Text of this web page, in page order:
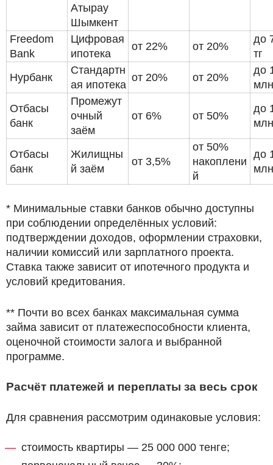
Атырау
Шымкент
Freedom
Bank
Цифровая
ипотека
от 22% от 20%
до
тг
Нурбанк
Стандартн
ая ипотека
от 20% от 20%
до
Отбасы
банк
Промежут
очный
заём
от 6% от 50%
до
Отбасы
банк
Жилищны
й заём
от 3,5%
от 50%
накоплени
й
до
* Минимальные ставки банков обычно доступны
при соблюдении определённых условий:
подтверждении доходов, оформлении страховки,
наличии комиссий или зарплатного проекта.
Ставка также зависит от ипотечного продукта и
условий кредитования.
** Почти во всех банках максимальная сумма
займа зависит от платежеспособности клиента,
оценочной стоимости залога и выбранной
программе.
Расчёт платежей и переплаты за весь срок
Для сравнения рассмотрим одинаковые условия:
стоимость квартиры — 25 000 000 тенге;